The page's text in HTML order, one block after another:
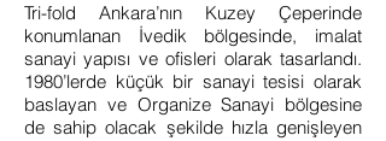
Tri-fold Ankara’nın Kuzey Çeperinde
konumlanan İvedik bölgesinde, imalat
sanayi yapısı ve ofisleri olarak tasarlandı.
1980’lerde küçük bir sanayi tesisi olarak
baslayan ve Organize Sanayi bölgesine
de sahip olacak şekilde hızla genişleyen